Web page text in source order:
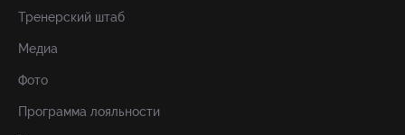
Тренерский штаб
Медиа
Фото
Программа лояльности